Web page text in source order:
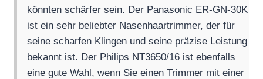
könnten schärfer sein. Der Panasonic ER-GN-30K
ist ein sehr beliebter Nasenhaartrimmer, der für
seine scharfen Klingen und seine präzise Leistung
bekannt ist. Der Philips NT3650/16 ist ebenfalls
eine gute Wahl, wenn Sie einen Trimmer mit einer